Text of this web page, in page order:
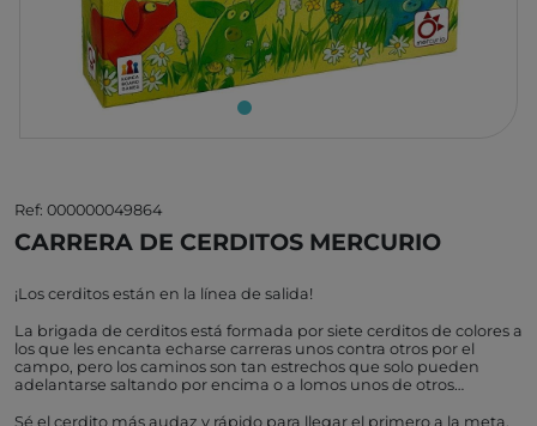
Ref: 000000049864
CARRERA DE CERDITOS MERCURIO
¡Los cerditos están en la línea de salida!
La brigada de cerditos está formada por siete cerditos de colores a
los que les encanta echarse carreras unos contra otros por el
campo, pero los caminos son tan estrechos que solo pueden
adelantarse saltando por encima o a lomos unos de otros…
Sé el cerdito más audaz y rápido para llegar el primero a la meta.